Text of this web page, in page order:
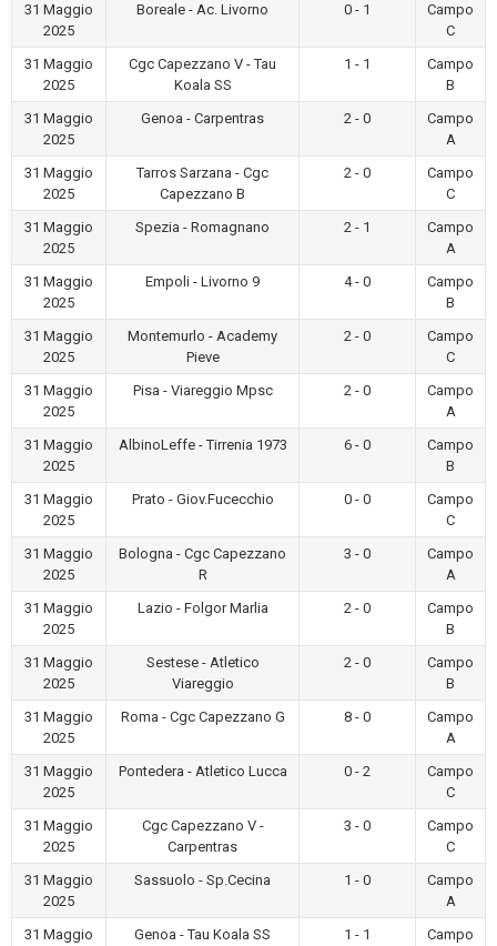
31 Maggio
2025
Boreale - Ac. Livorno 0 - 1
Campo
C
31 Maggio
2025
Cgc Capezzano V - Tau
Koala SS
1 - 1
Campo
B
31 Maggio
2025
Genoa - Carpentras 2 - 0
Campo
A
31 Maggio
2025
Tarros Sarzana - Cgc
Capezzano B
2 - 0
Campo
C
31 Maggio
2025
Spezia - Romagnano 2 - 1
Campo
A
31 Maggio
2025
Empoli - Livorno 9 4 - 0
Campo
B
31 Maggio
2025
Montemurlo - Academy
Pieve
2 - 0
Campo
C
31 Maggio
2025
Pisa - Viareggio Mpsc 2 - 0
Campo
A
31 Maggio
2025
AlbinoLeffe - Tirrenia 1973 6 - 0
Campo
B
31 Maggio
2025
Prato - Giov.Fucecchio 0 - 0
Campo
C
31 Maggio
2025
Bologna - Cgc Capezzano
R
3 - 0
Campo
A
31 Maggio
2025
Lazio - Folgor Marlia 2 - 0
Campo
B
31 Maggio
2025
Sestese - Atletico
Viareggio
2 - 0
Campo
B
31 Maggio
2025
Roma - Cgc Capezzano G 8 - 0
Campo
A
31 Maggio
2025
Pontedera - Atletico Lucca 0 - 2
Campo
C
31 Maggio
2025
Cgc Capezzano V -
Carpentras
3 - 0
Campo
C
31 Maggio
2025
Sassuolo - Sp.Cecina 1 - 0
Campo
A
31 Maggio
Genoa - Tau Koala SS 1 - 1
Campo